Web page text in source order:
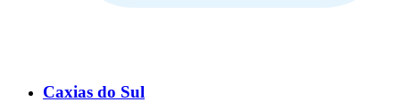
Caxias do Sul